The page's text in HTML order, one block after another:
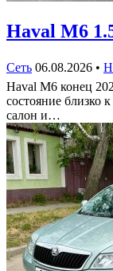
Haval M6
Сеть 06.08.2026 •
Haval M6 конец
состояние близко
салон и…